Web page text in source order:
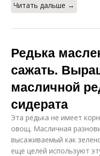
Читать дальше →
Редька
сажать.
масличной
сидерата
Эта редька не имеет
овощ. Масличная
высаживаемый как
еще целей используют